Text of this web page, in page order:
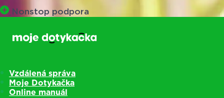
Nonstop podpora
Vzdálená správa
Moje Dotykačka
Online manuál